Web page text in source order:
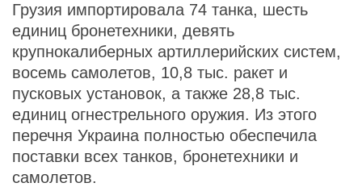
Грузия импортировала 74 танка, шесть
единиц бронетехники, девять
крупнокалиберных артиллерийских систем,
восемь самолетов, 10,8 тыс. ракет и
пусковых установок, а также 28,8 тыс.
единиц огнестрельного оружия. Из этого
перечня Украина полностью обеспечила
поставки всех танков, бронетехники и
самолетов.